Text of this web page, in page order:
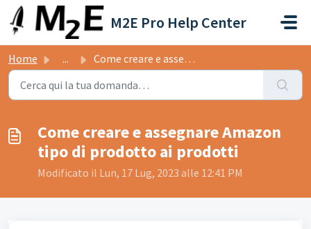
Salta al contenuto principale
M2E Pro Help Center
Home ... Come creare e assegnare Amazon tipo di prodotto ai prodotti
Come creare e assegnare Amazon
tipo di prodotto ai prodotti
Modificato il Lun, 17 Lug, 2023 alle 12:41 PM